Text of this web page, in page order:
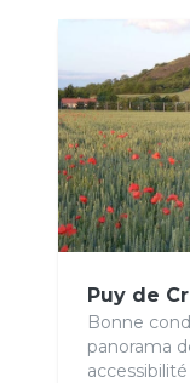
Puy de
Bonne
panorama